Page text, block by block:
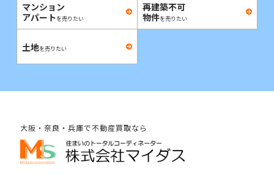
マンション
アパートを売りたい
再建築不可
物件を売りたい
土地を売りたい
大阪・奈良・兵庫で不動産買取なら